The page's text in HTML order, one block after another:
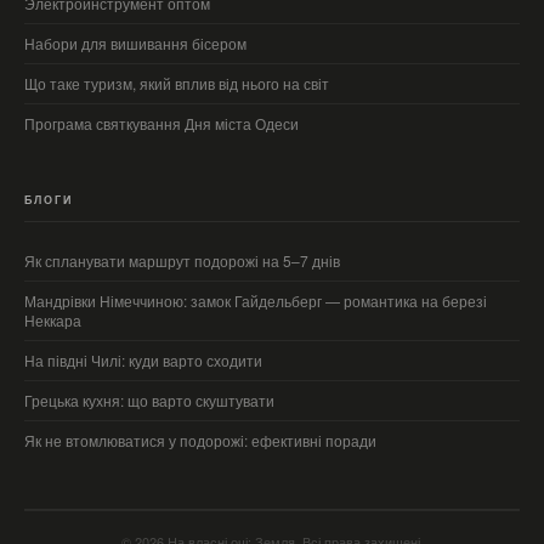
Набори для вишивання бісером
Що таке туризм, який вплив від нього на світ
Програма святкування Дня міста Одеси
БЛОГИ
Як спланувати маршрут подорожі на 5–7 днів
Мандрівки Німеччиною: замок Гайдельберг — романтика на березі
Неккара
На півдні Чилі: куди варто сходити
Грецька кухня: що варто скуштувати
Як не втомлюватися у подорожі: ефективні поради